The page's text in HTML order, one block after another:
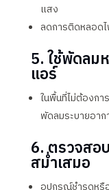
แสง
ลดการติดหลอดไ
5. ใช้พัดลม
แอร์
ในพื้นที่ไม่ต้องก
พัดลมระบายอา
6. ตรวจสอ
สม่ำเสมอ